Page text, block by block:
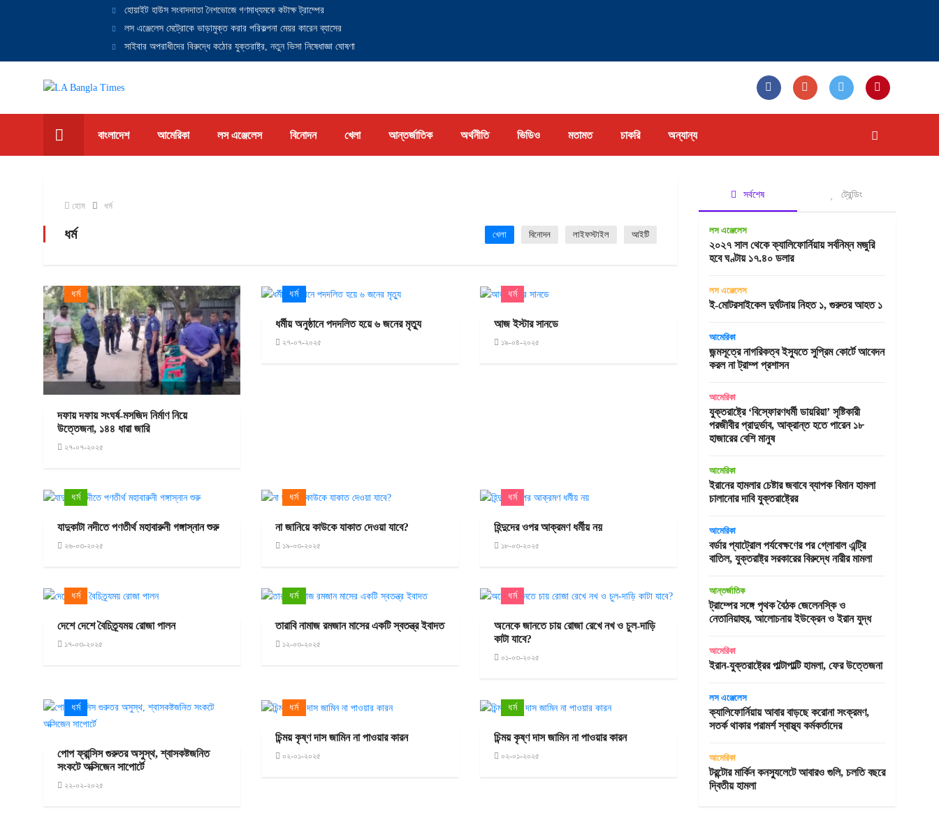
হোয়াইট হাউস সংবাদদাতা নৈশভোজে গণমাধ্যমকে কটাক্ষ ট্রাম্পের
লস এঞ্জেলেস মেট্রোকে ভাড়ামুক্ত করার পরিকল্পনা মেয়র কারেন ব্যাসের
সাইবার অপরাধীদের বিরুদ্ধে কঠোর যুক্তরাষ্ট্র, নতুন ভিসা নিষেধাজ্ঞা ঘোষণা
বাংলাদেশ আমেরিকা লস এঞ্জেলেস বিনোদন খেলা আন্তর্জাতিক অর্থনীতি ভিডিও মতামত চাকরি অন্যান্য
হোম ধর্ম
ধর্ম খেলা বিনোদন লাইফস্টাইল আইটি
ধর্ম
দফায় দফায় সংঘর্ষ-মসজিদ নির্মাণ নিয়ে
উত্তেজনা, ১৪৪ ধারা জারি
২৭-০৭-২০২৫
ধর্ম
ধর্মীয় অনুষ্ঠানে পদদলিত হয়ে ৬ জনের মৃত্যু
২৭-০৭-২০২৫
ধর্ম
আজ ইস্টার সানডে
১৯-০৪-২০২৫
ধর্ম
যাদুকাটা নদীতে পণতীর্থ মহাবারুনী গঙ্গাস্নান শুরু
২৬-০৩-২০২৫
ধর্ম
না জানিয়ে কাউকে যাকাত দেওয়া যাবে?
১৯-০৩-২০২৫
ধর্ম
হিন্দুদের ওপর আক্রমণ ধর্মীয় নয়
১৮-০৩-২০২৫
ধর্ম
দেশে দেশে বৈচিত্র্যময় রোজা পালন
১৭-০৩-২০২৫
ধর্ম
তারাবি নামাজ রমজান মাসের একটি স্বতন্ত্র ইবাদত
১২-০৩-২০২৫
ধর্ম
অনেকে জানতে চায় রোজা রেখে নখ ও চুল-দাড়ি
কাটা যাবে?
০১-০৩-২০২৫
ধর্ম
পোপ ফ্রান্সিস গুরুতর অসুস্থ, শ্বাসকষ্টজনিত
সংকটে অক্সিজেন সাপোর্টে
২২-০২-২০২৫
ধর্ম
চিন্ময় কৃষ্ণ দাস জামিন না পাওয়ার কারন
০২-০১-২০২৫
ধর্ম
চিন্ময় কৃষ্ণ দাস জামিন না পাওয়ার কারন
০২-০১-২০২৫
সর্বশেষ ট্রেন্ডিং
লস এঞ্জেলেস
২০২৭ সাল থেকে ক্যালিফোর্নিয়ায় সর্বনিম্ন মজুরি
হবে ঘণ্টায় ১৭.৪০ ডলার
লস এঞ্জেলেস
ই-মোটরসাইকেল দুর্ঘটনায় নিহত ১, গুরুতর আহত ১
আমেরিকা
জন্মসূত্রে নাগরিকত্ব ইস্যুতে সুপ্রিম কোর্টে আবেদন
করল না ট্রাম্প প্রশাসন
আমেরিকা
যুক্তরাষ্ট্রে ‘বিস্ফোরণধর্মী ডায়রিয়া’ সৃষ্টিকারী
পরজীবীর প্রাদুর্ভাব, আক্রান্ত হতে পারেন ১৮
হাজারের বেশি মানুষ
আমেরিকা
ইরানের হামলার চেষ্টার জবাবে ব্যাপক বিমান হামলা
চালানোর দাবি যুক্তরাষ্ট্রের
আমেরিকা
বর্ডার প্যাট্রোল পর্যবেক্ষণের পর গ্লোবাল এন্ট্রি
বাতিল, যুক্তরাষ্ট্র সরকারের বিরুদ্ধে নারীর মামলা
আন্তর্জাতিক
ট্রাম্পের সঙ্গে পৃথক বৈঠক জেলেনস্কি ও
নেতানিয়াহুর, আলোচনায় ইউক্রেন ও ইরান যুদ্ধ
আমেরিকা
ইরান-যুক্তরাষ্ট্রের পাল্টাপাল্টি হামলা, ফের উত্তেজনা
লস এঞ্জেলেস
ক্যালিফোর্নিয়ায় আবার বাড়ছে করোনা সংক্রমণ,
সতর্ক থাকার পরামর্শ স্বাস্থ্য কর্মকর্তাদের
আমেরিকা
টরন্টোর মার্কিন কনস্যুলেটে আবারও গুলি, চলতি বছরে
দ্বিতীয় হামলা